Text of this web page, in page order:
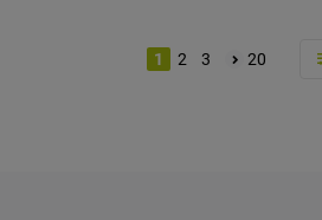
1 2 3 20